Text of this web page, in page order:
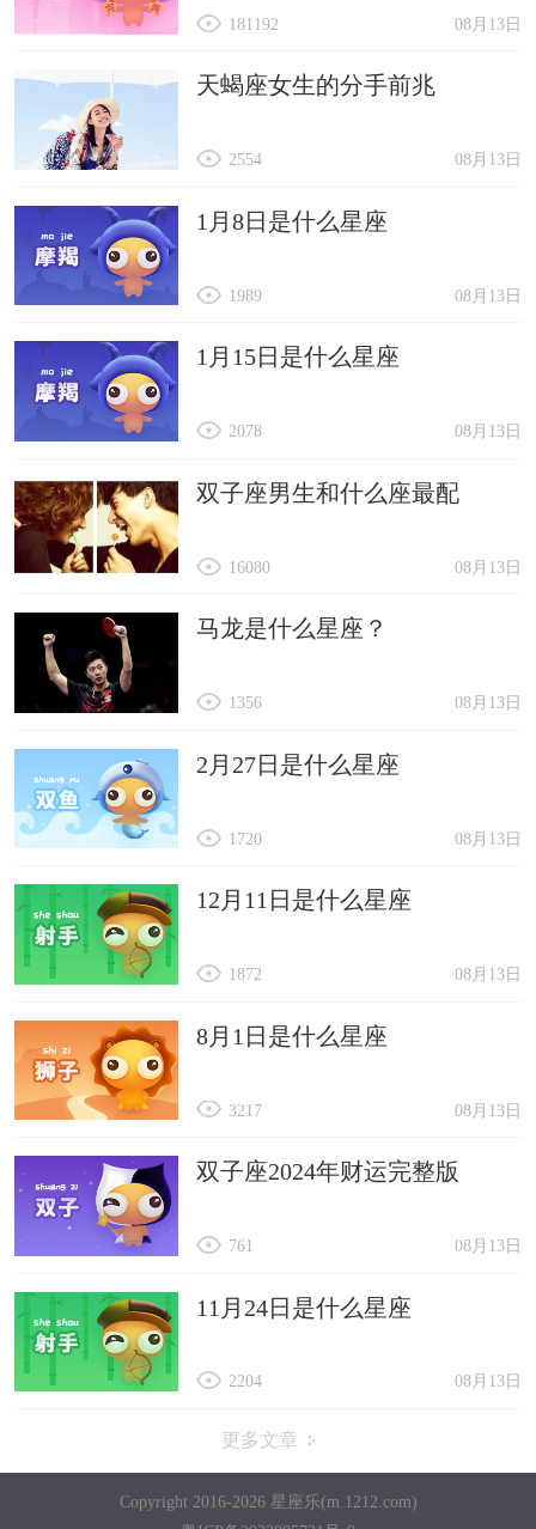
08月13日
181192
天蝎座女生的分手前兆
08月13日
2554
1月8日是什么星座
08月13日
1989
1月15日是什么星座
08月13日
2078
双子座男生和什么座最配
08月13日
16080
马龙是什么星座？
08月13日
1356
2月27日是什么星座
08月13日
1720
12月11日是什么星座
08月13日
1872
8月1日是什么星座
08月13日
3217
双子座2024年财运完整版
08月13日
761
11月24日是什么星座
08月13日
2204
更多文章
Copyright 2016-2026 星座乐(m.1212.com)